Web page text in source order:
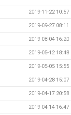
2019-11-22 10:57
2019-09-27 08:11
2019-08-04 16:20
2019-05-12 18:48
2019-05-05 15:55
2019-04-28 15:07
2019-04-17 20:58
2019-04-14 16:47